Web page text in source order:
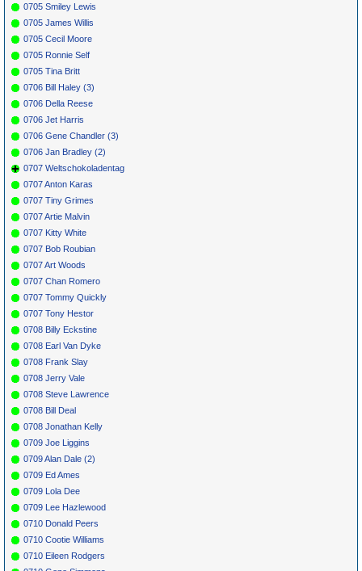
0705 Smiley Lewis
0705 James Willis
0705 Cecil Moore
0705 Ronnie Self
0705 Tina Britt
0706 Bill Haley (3)
0706 Della Reese
0706 Jet Harris
0706 Gene Chandler (3)
0706 Jan Bradley (2)
0707 Weltschokoladentag
0707 Anton Karas
0707 Tiny Grimes
0707 Artie Malvin
0707 Kitty White
0707 Bob Roubian
0707 Art Woods
0707 Chan Romero
0707 Tommy Quickly
0707 Tony Hestor
0708 Billy Eckstine
0708 Earl Van Dyke
0708 Frank Slay
0708 Jerry Vale
0708 Steve Lawrence
0708 Bill Deal
0708 Jonathan Kelly
0709 Joe Liggins
0709 Alan Dale (2)
0709 Ed Ames
0709 Lola Dee
0709 Lee Hazlewood
0710 Donald Peers
0710 Cootie Williams
0710 Eileen Rodgers